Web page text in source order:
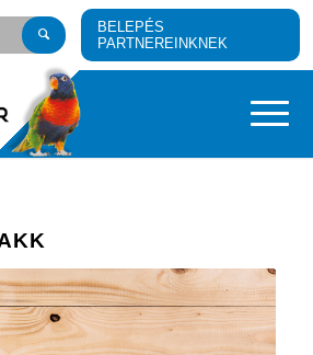
BELEPÉS
PARTNEREINKNEK